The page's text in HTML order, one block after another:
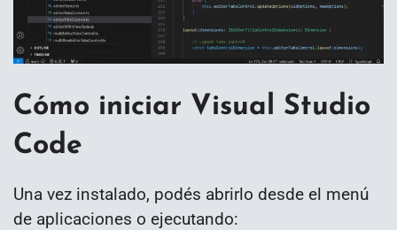
Cómo iniciar Visual Studio
Code
Una vez instalado, podés abrirlo desde el menú
de aplicaciones o ejecutando: